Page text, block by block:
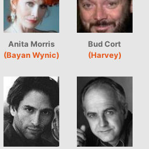
Anita Morris
(Bayan Wynic)
Bud Cort
(Harvey)